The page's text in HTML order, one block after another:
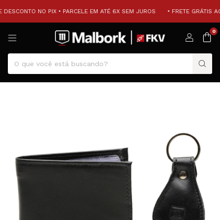
NO PIX • PARCELE EM ATÉ 6X SEM JUROS • FRETE GRÁTIS
0